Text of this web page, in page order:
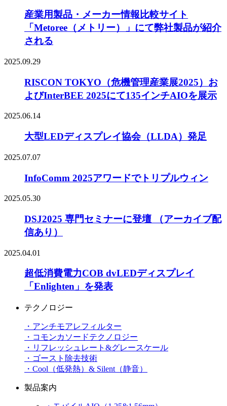
産業用製品・メーカー情報比較サイト
「Metoree（メトリー）」にて弊社製品が紹介
される
2025.09.29
RISCON TOKYO（危機管理産業展2025）お
よびInterBEE 2025にて135インチAIOを展示
2025.06.14
大型LEDディスプレイ協会（LLDA）発足
2025.07.07
InfoComm 2025アワードでトリプルウィン
2025.05.30
DSJ2025 専門セミナーに登壇 （アーカイブ配
信あり）
2025.04.01
超低消費電力COB dvLEDディスプレイ
「Enlighten」を発表
テクノロジー
・アンチモアレフィルター
・コモンカソードテクノロジー
・リフレッシュレート&グレースケール
・ゴースト除去技術
・Cool（低発熱）& Silent（静音）
製品案内